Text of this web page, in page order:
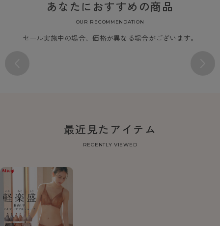
あなたにおすすめの商品
OUR RECOMMENDATION
セール実施中の場合、価格が異なる場合がございます。
最近見たアイテム
RECENTLY VIEWED